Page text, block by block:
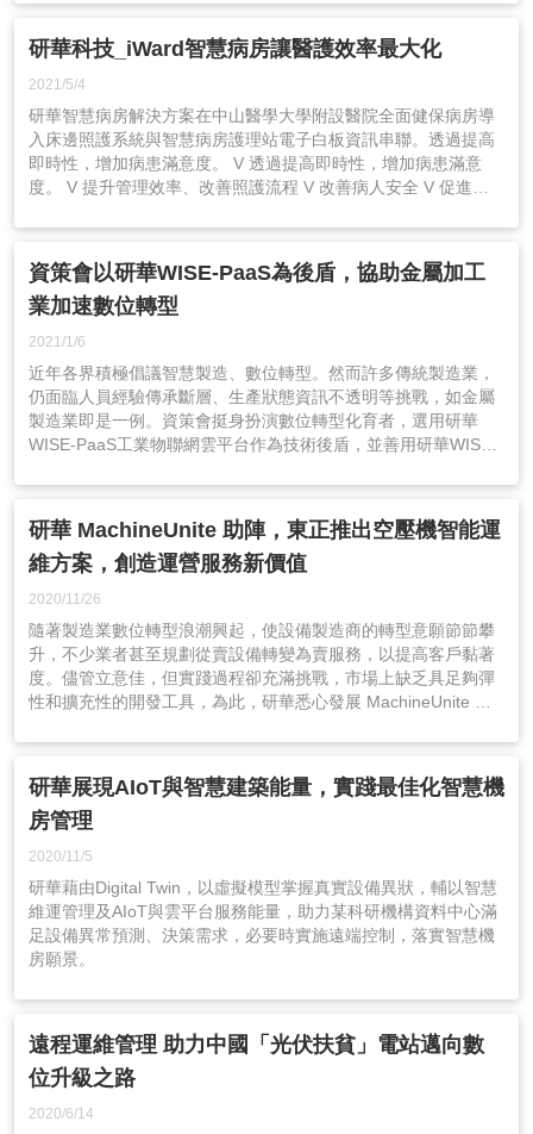
研華科技_iWard智慧病房讓醫護效率最大化
2021/5/4
研華智慧病房解決方案在中山醫學大學附設醫院全面健保病房導
入床邊照護系統與智慧病房護理站電子白板資訊串聯。透過提高
即時性，增加病患滿意度。 V 透過提高即時性，增加病患滿意
度。 V 提升管理效率、改善照護流程 V 改善病人安全 V 促進醫
資策會以研華WISE-PaaS為後盾，協助金屬加工
業加速數位轉型
2021/1/6
近年各界積極倡議智慧製造、數位轉型。然而許多傳統製造業，
仍面臨人員經驗傳承斷層、生產狀態資訊不透明等挑戰，如金屬
製造業即是一例。資策會挺身扮演數位轉型化育者，選用研華
WISE-PaaS工業物聯網雲平台作為技術後盾，並善用研華WISE-
設備的機聯網、可視化出發，循序推動智慧轉型。
研華 MachineUnite 助陣，東正推出空壓機智能運
維方案，創造運營服務新價值
2020/11/26
隨著製造業數位轉型浪潮興起，使設備製造商的轉型意願節節攀
升，不少業者甚至規劃從賣設備轉變為賣服務，以提高客戶黏著
度。儘管立意佳，但實踐過程卻充滿挑戰，市場上缺乏具足夠彈
性和擴充性的開發工具，為此，研華悉心發展 MachineUnite 設
研華展現AIoT與智慧建築能量，實踐最佳化智慧機
房管理
2020/11/5
研華藉由Digital Twin，以虛擬模型掌握真實設備異狀，輔以智慧
維運管理及AIoT與雲平台服務能量，助力某科研機構資料中心滿
足設備異常預測、決策需求，必要時實施遠端控制，落實智慧機
房願景。
遠程運維管理 助力中國「光伏扶貧」電站邁向數
位升級之路
2020/6/14